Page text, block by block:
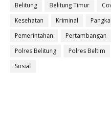
Belitung
Belitung Timur
Kesehatan
Kriminal
Pemerintahan
Pertambangan
Polres Belitung
Polres Beltim
Sosial